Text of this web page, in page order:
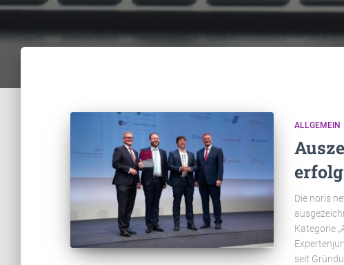
ALLGEMEIN
Die noris
Kategorie
seit